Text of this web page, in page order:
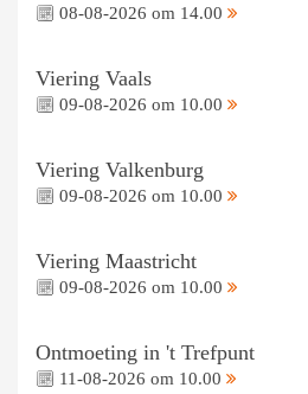
08-08-2026 om 14.00
Viering Vaals
09-08-2026 om 10.00
Viering Valkenburg
09-08-2026 om 10.00
Viering Maastricht
09-08-2026 om 10.00
Ontmoeting in 't Trefpunt
11-08-2026 om 10.00